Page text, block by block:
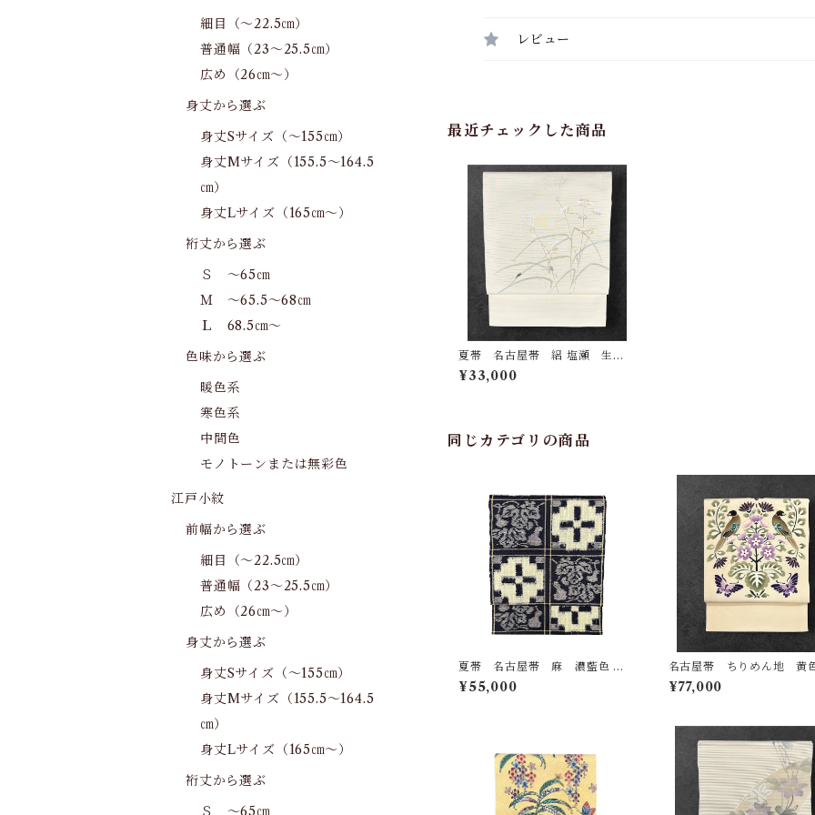
レビュー
最近チェックした商品
夏帯 名古屋帯 絽 塩瀬 生成
色の地 秋草にコオロギ 長さ 3
56㎝ Q7076
¥33,000
同じカテゴリの商品
夏帯 名古屋帯 麻 濃藍色 砥
粉色など 十字文とひょうたんな
ど 長さ 369㎝ Q7130
¥55,000
名古屋帯 ちりめん地 黄
った丁子色の地 草花 鳥
さ 362.5㎝ Q7122
¥77,000
細目（～22.5㎝）
普通幅（23～25.5㎝）
広め（26㎝～）
身丈から選ぶ
身丈Sサイズ（～155㎝）
身丈Mサイズ（155.5～164.5
㎝）
身丈Lサイズ（165㎝～）
裄丈から選ぶ
Ｓ ～65㎝
Ｍ ～65.5～68㎝
Ｌ 68.5㎝～
色味から選ぶ
暖色系
寒色系
中間色
モノトーンまたは無彩色
江戸小紋
前幅から選ぶ
細目（～22.5㎝）
普通幅（23～25.5㎝）
広め（26㎝～）
身丈から選ぶ
身丈Sサイズ（～155㎝）
身丈Mサイズ（155.5～164.5
㎝）
身丈Lサイズ（165㎝～）
裄丈から選ぶ
Ｓ ～65㎝